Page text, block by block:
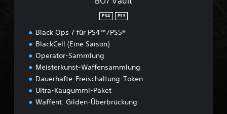
PS4 PS5
Black Ops 7 für PS4™/PS5®
BlackCell (Eine Saison)
Operator-Sammlung
Meisterkunst-Waffensammlung
Dauerhafte-Freischaltung-Token
Ultra-Kaugummi-Paket
Waffent. Gilden-Überbrückung